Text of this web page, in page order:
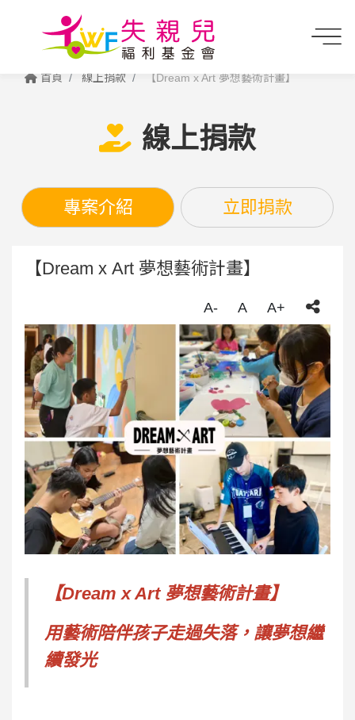
首頁 線上捐款 【Dream x Art 夢想藝術計畫】
線上捐款
專案介紹 立即捐款
【Dream x Art 夢想藝術計畫】
A- A A+
【Dream x Art 夢想藝術計畫】
用藝術陪伴孩子走過失落，讓夢想繼
續發光